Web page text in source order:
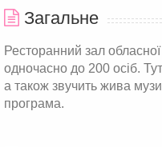
Загальне
Ресторанний зал
одночасно до 200 осіб.
а також звучить жива
програма.